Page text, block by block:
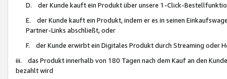
D. der Kunde kauft ein Produkt über unsere 1-Click-
E. der Kunde kauft ein Produkt, indem er es in seinen
Partner-Links abschließt, oder
F. der Kunde erwirbt ein Digitales Produkt durch Streaming oder
iii. das Produkt innerhalb von 180 Tagen nach dem Kauf an den
bezahlt wird